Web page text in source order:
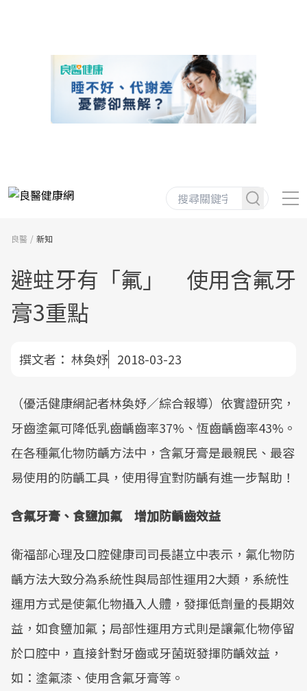
良醫 新知
避蛀牙有「氟」 使用含氟牙
膏3重點
撰文者： 林奐妤 2018-03-23
（優活健康網記者林奐妤／綜合報導）依實證研究，
牙齒塗氟可降低乳齒齲齒率37%、恆齒齲齒率43%。
在各種氟化物防齲方法中，含氟牙膏是最親民、最容
易使用的防齲工具，使用得宜對防齲有進一步幫助！
含氟牙膏、食鹽加氟 增加防齲齒效益
衛福部心理及口腔健康司司長諶立中表示，氟化物防
齲方法大致分為系統性與局部性運用2大類，系統性
運用方式是使氟化物攝入人體，發揮低劑量的長期效
益，如食鹽加氟；局部性運用方式則是讓氟化物停留
於口腔中，直接針對牙齒或牙菌斑發揮防齲效益，
如：塗氟漆、使用含氟牙膏等。